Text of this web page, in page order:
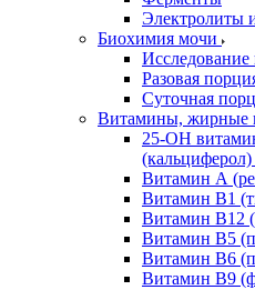
Электролиты
Биохимия мочи
Исследование
Разовая
Суточная
Витамины, жирные
25-OH
Витамин А
Витамин В1
Витамин В12
Витамин В5
Витамин В6
Витамин В9